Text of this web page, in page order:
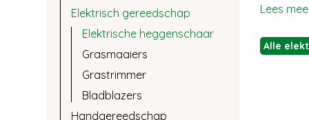
Lees
Alle
Elektrisch gereedschap
Elektrische heggenschaar
Grasmaaiers
Grastrimmer
Bladblazers
Handgereedschap